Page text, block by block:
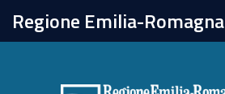
Regione Emilia-Romagna
chiudi